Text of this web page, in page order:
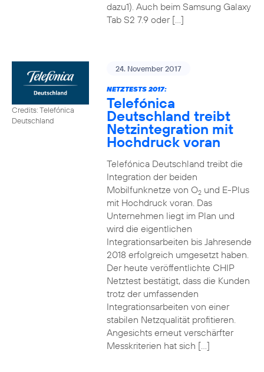
dazu1). Auch beim Samsung Galaxy
Tab S2 7.9 oder […]
Credits: Telefónica
Deutschland
24. November 2017
NETZTESTS 2017:
Telefónica
Deutschland treibt
Netzintegration mit
Hochdruck voran
Telefónica Deutschland treibt die
Integration der beiden
Mobilfunknetze von O2und E-Plus
mit Hochdruck voran. Das
Unternehmen liegt im Plan und
wird die eigentlichen
Integrationsarbeiten bis Jahresende
2018 erfolgreich umgesetzt haben.
Der heute veröffentlichte CHIP
Netztest bestätigt, dass die Kunden
trotz der umfassenden
Integrationsarbeiten von einer
stabilen Netzqualität profitieren.
Angesichts erneut verschärfter
Messkriterien hat sich […]